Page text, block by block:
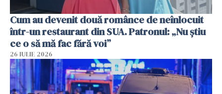
Cum au devenit două românce de neînlocuit
într-un restaurant din SUA. Patronul: „Nu știu
ce o să mă fac fără voi”
26 IULIE 2026